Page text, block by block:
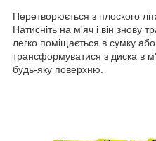
Перетворюється з плоского
Натисніть на м'яч і він знову
легко поміщається в сумку
трансформуватися з диска в
будь-яку поверхню.